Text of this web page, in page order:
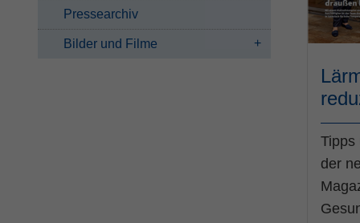
Pressearchiv
Bilder und Filme
Tipps
der